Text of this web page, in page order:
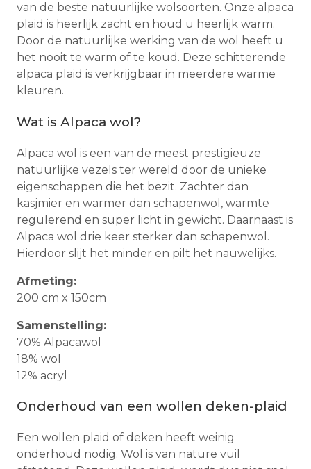
van de beste natuurlijke wolsoorten. Onze alpaca
plaid is heerlijk zacht en houd u heerlijk warm.
Door de natuurlijke werking van de wol heeft u
het nooit te warm of te koud. Deze schitterende
alpaca plaid is verkrijgbaar in meerdere warme
kleuren.
Wat is Alpaca wol?
Alpaca wol is een van de meest prestigieuze
natuurlijke vezels ter wereld door de unieke
eigenschappen die het bezit. Zachter dan
kasjmier en warmer dan schapenwol, warmte
regulerend en super licht in gewicht. Daarnaast is
Alpaca wol drie keer sterker dan schapenwol.
Hierdoor slijt het minder en pilt het nauwelijks.
Afmeting:
200 cm x 150cm
Samenstelling:
70% Alpacawol
18% wol
12% acryl
Onderhoud van een wollen deken-plaid
Een wollen plaid of deken heeft weinig
onderhoud nodig. Wol is van nature vuil